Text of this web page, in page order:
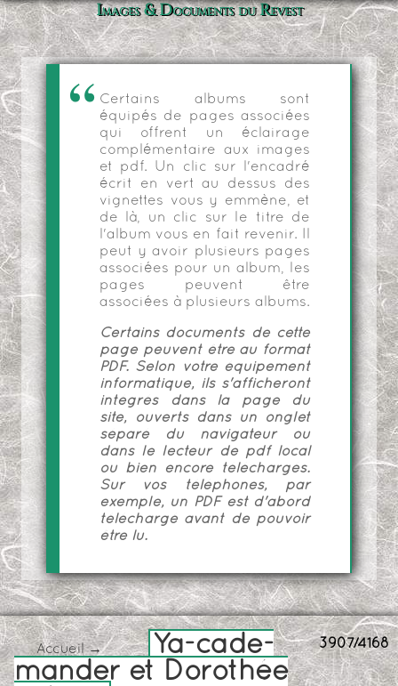
Images & Documents du Revest
Certains albums sont
équipés de pages associées
qui offrent un éclairage
complémentaire aux images
et pdf. Un clic sur l'encadré
écrit en vert au dessus des
vignettes vous y emmène, et
de là, un clic sur le titre de
l'album vous en fait revenir. Il
peut y avoir plusieurs pages
associées pour un album, les
pages peuvent être
associées à plusieurs albums.
Certains documents de cette
page peuvent être au format
PDF. Selon votre équipement
informatique, ils s'afficheront
intégrés dans la page du
site, ouverts dans un onglet
séparé du navigateur ou
dans le lecteur de pdf local
ou bien encore téléchargés.
Sur vos téléphones, par
exemple, un PDF est d'abord
téléchargé avant de pouvoir
être lu.
3907/4168
Accueil→
Ya-cade-
mander et Dorothée